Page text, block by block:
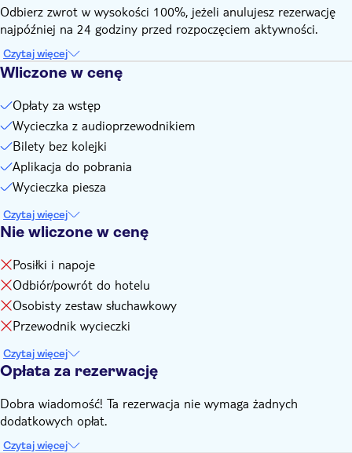
iPod Touch, iPad 5. generacji lub starszym, iPad Air 2.
generacji lub starszym, iPad Mini 4. generacji lub starszym,
Wymagane jest miejsce w pamięci telefonu (500 MB).
Bilety wstępu bezpłatnego/ulgowego nie uprawniają do
ominięcia kolejki i można je nabyć wyłącznie w kasie
biletowej na miejscu.
Odbierz zwrot w wysokości 100%, jeżeli anulujesz rezerwację
najpóźniej na 24 godziny przed rozpoczęciem aktywności.
Czytaj więcej
Wliczone w cenę
Opłaty za wstęp
Wycieczka z audioprzewodnikiem
Bilety bez kolejki
Aplikacja do pobrania
Wycieczka piesza
Czytaj więcej
Nie wliczone w cenę
Posiłki i napoje
Odbiór/powrót do hotelu
Osobisty zestaw słuchawkowy
Przewodnik wycieczki
Czytaj więcej
Opłata za rezerwację
Dobra wiadomość! Ta rezerwacja nie wymaga żadnych
dodatkowych opłat.
Czytaj więcej